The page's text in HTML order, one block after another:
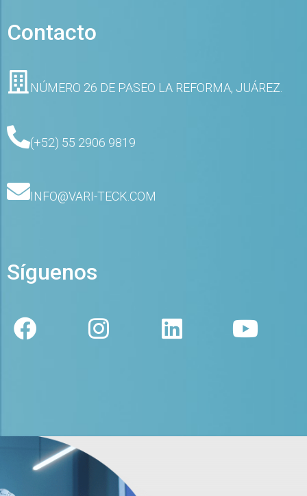
Contacto
NÚMERO 26 DE PASEO LA REFORMA, JUÁREZ.
(+52) 55 2906 9819
INFO@VARI-TECK.COM
Síguenos